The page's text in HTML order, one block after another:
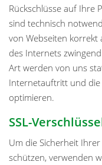
Rückschlüsse auf Ihre
sind technisch
von Webseiten
des Internets
Art werden von uns
Internetauftritt und die
optimieren.
SSL-
Um die Sicherheit
schützen, verwenden